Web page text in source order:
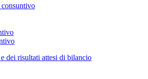
dei risultati attesi di bilancio